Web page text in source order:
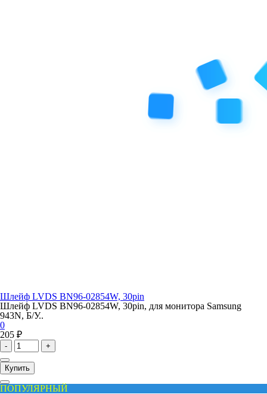
Шлейф LVDS BN96-02854W, 30pin
Шлейф LVDS BN96-02854W, 30pin, для монитора Samsung
943N, Б/У..
0
205 ₽
- +
Купить
ПОПУЛЯРНЫЙ